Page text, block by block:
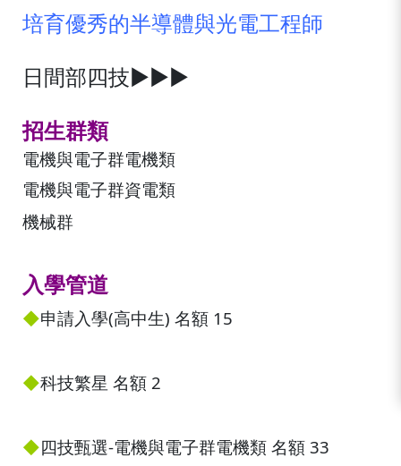
培育優秀的半導體與光電工程師
日間部四技▶▶▶
招生群類
電機與電子群電機類
電機與電子群資電類
機械群
入學管道
◆申請入學(高中生) 名額 15
◆科技繁星 名額 2
◆四技甄選-電機與電子群電機類 名額 33